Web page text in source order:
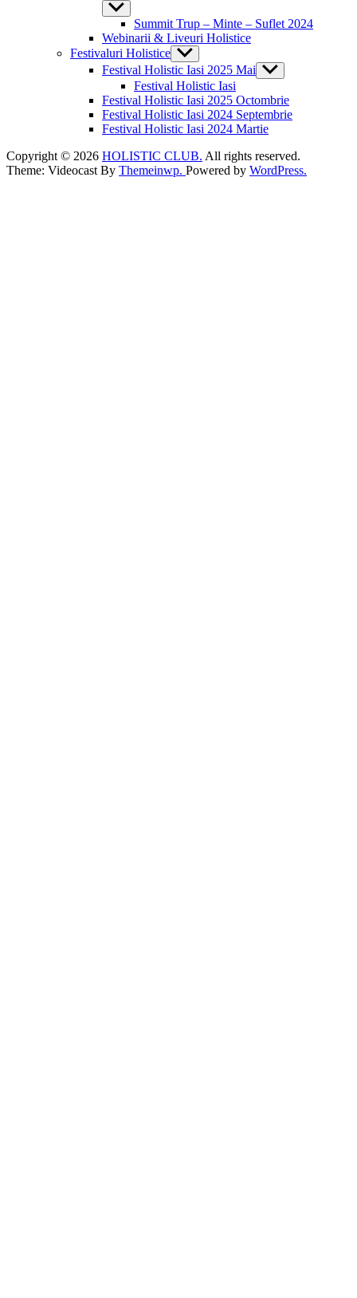
Show
sub
menu
Summit Trup – Minte – Suflet 2024
Webinarii & Liveuri Holistice
Festivaluri Holistice Show
sub
menu
Festival Holistic Iasi 2025 Mai Show
sub
menu
Festival Holistic Iasi
Festival Holistic Iasi 2025 Octombrie
Festival Holistic Iasi 2024 Septembrie
Festival Holistic Iasi 2024 Martie
Copyright © 2026 HOLISTIC CLUB. All rights reserved.
Theme: Videocast By Themeinwp. Powered by WordPress.